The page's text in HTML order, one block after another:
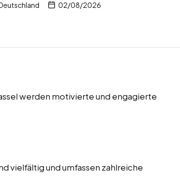
02/08/2026
werden motivierte und engagierte
vielfältig und umfassen zahlreiche